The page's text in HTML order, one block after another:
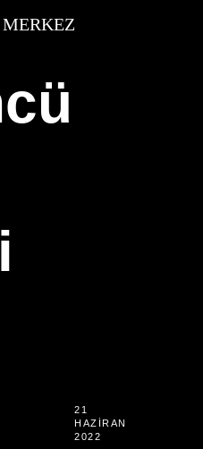
21
HAZIRAN
2022